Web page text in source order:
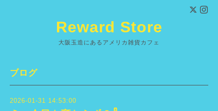
Reward Store
大阪玉造にあるアメリカ雑貨カフェ
ブログ
2026-01-31 14:53:00